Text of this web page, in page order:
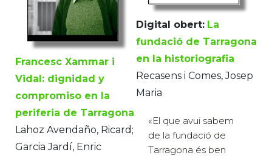
Francesc Xammar i
Vidal: dignidad y
compromiso en la
periferia de Tarragona
Lahoz Avendaño, Ricard;
Garcia Jardí, Enric
Digital obert: La
fundació de Tarragona
en la historiografia
Recasens i Comes, Josep
Maria
«El que avui sabem
de la fundació de
Tarragona és ben